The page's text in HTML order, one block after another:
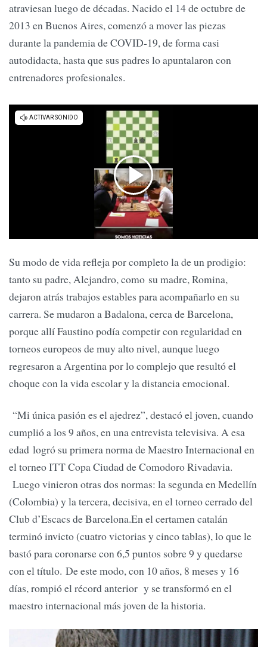
atraviesan luego de décadas. Nacido el 14 de octubre de
2013 en Buenos Aires, comenzó a mover las piezas
durante la pandemia de COVID-19, de forma casi
autodidacta, hasta que sus padres lo apuntalaron con
entrenadores profesionales.
Su modo de vida refleja por completo la de un prodigio:
tanto su padre, Alejandro, como su madre, Romina,
dejaron atrás trabajos estables para acompañarlo en su
carrera. Se mudaron a Badalona, cerca de Barcelona,
porque allí Faustino podía competir con regularidad en
torneos europeos de muy alto nivel, aunque luego
regresaron a Argentina por lo complejo que resultó el
choque con la vida escolar y la distancia emocional.
“Mi única pasión es el ajedrez”, destacó el joven, cuando
cumplió a los 9 años, en una entrevista televisiva. A esa
edad logró su primera norma de Maestro Internacional en
el torneo ITT Copa Ciudad de Comodoro Rivadavia.
Luego vinieron otras dos normas: la segunda en Medellín
(Colombia) y la tercera, decisiva, en el torneo cerrado del
Club d’Escacs de Barcelona.En el certamen catalán
terminó invicto (cuatro victorias y cinco tablas), lo que le
bastó para coronarse con 6,5 puntos sobre 9 y quedarse
con el título. De este modo, con 10 años, 8 meses y 16
días, rompió el récord anterior y se transformó en el
maestro internacional más joven de la historia.